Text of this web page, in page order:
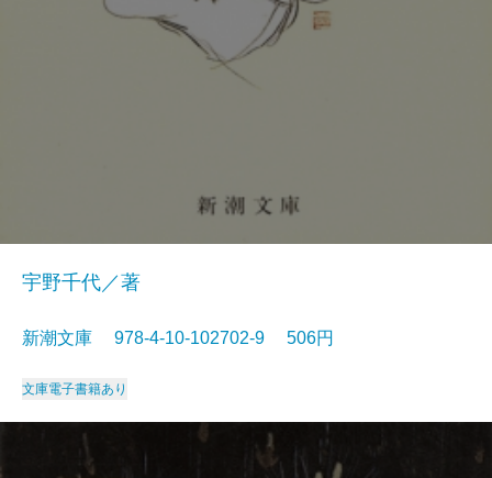
宇野千代／著
新潮文庫 978-4-10-102702-9 506円
文庫電子書籍あり